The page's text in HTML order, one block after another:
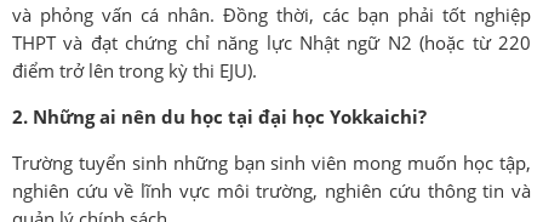
và phỏng vấn cá nhân. Đồng thời, các bạn phải tốt nghiệp
THPT và đạt chứng chỉ năng lực Nhật ngữ N2 (hoặc từ 220
điểm trở lên trong kỳ thi EJU).
2. Những ai nên du học tại đại học Yokkaichi?
Trường tuyển sinh những bạn sinh viên mong muốn học tập,
nghiên cứu về lĩnh vực môi trường, nghiên cứu thông tin và